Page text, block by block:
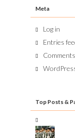
Meta
Log in
Entries
Top Posts &